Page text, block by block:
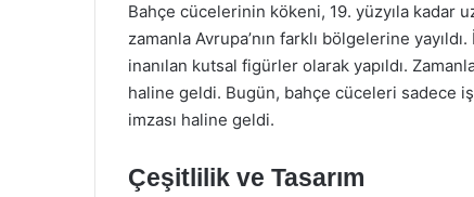
Bahçe cücelerinin kökeni, 19. yüzyıla kadar
zamanla Avrupa’nın farklı bölgelerine
inanılan kutsal figürler olarak yapıldı.
haline geldi. Bugün, bahçe cüceleri sadece
imzası haline geldi.
Çeşitlilik ve Tasarım